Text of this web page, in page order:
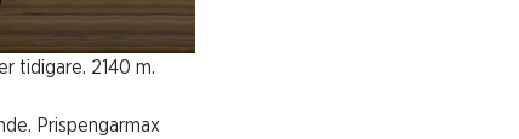
tidigare. 2140 m.
Prispengarmax